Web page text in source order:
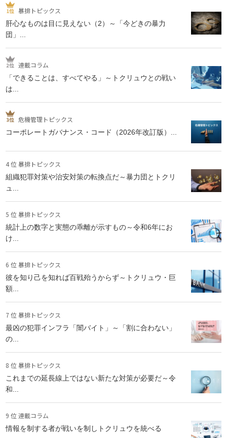
暴排トピックス
肝心なものは目に見えない（2）～「今どきの暴力
団」...
連載コラム
「できることは、すべてやる」～トクリュウとの戦い
は...
危機管理トピックス
コーポレートガバナンス・コード（2026年改訂版）...
4 位 暴排トピックス
組織犯罪対策や治安対策の転換点だ～暴力団とトクリ
ュ...
5 位 暴排トピックス
統計上の数字と実態の乖離が示すもの～令和6年にお
け...
6 位 暴排トピックス
彼を知り己を知れば百戦殆うからず～トクリュウ・巨
額...
7 位 暴排トピックス
最凶の犯罪インフラ「闇バイト」～「割に合わない」
の...
8 位 暴排トピックス
これまでの延長線上ではない新たな対策が必要だ～令
和...
9 位 連載コラム
情報を制する者が戦いを制しトクリュウを統べる